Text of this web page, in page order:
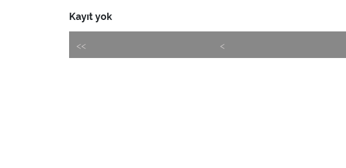
Kayıt yok
<< <